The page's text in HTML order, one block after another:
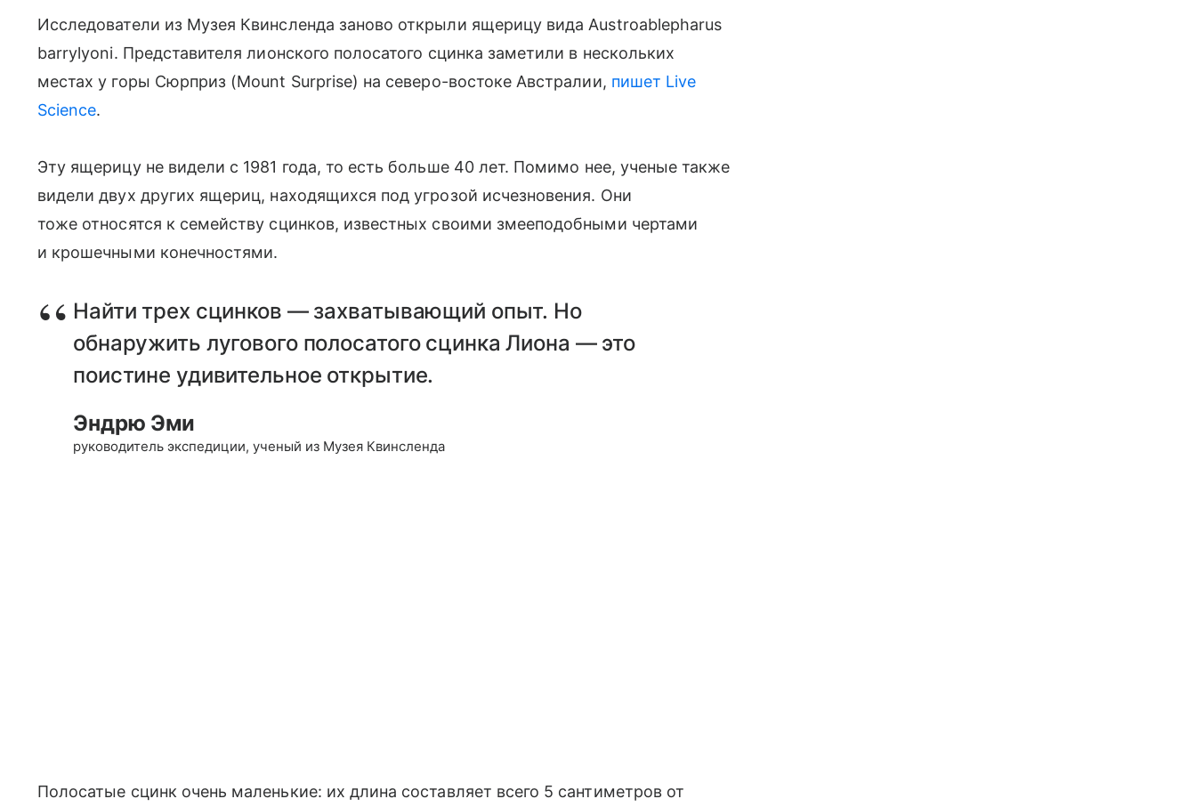
Исследователи из Музея Квинсленда заново открыли ящерицу вида Austroablepharus
barrylyoni. Представителя лионского полосатого сцинка заметили в нескольких
местах у горы Сюрприз (Mount Surprise) на северо-востоке Австралии, пишет Live
Science.
Эту ящерицу не видели с 1981 года, то есть больше 40 лет. Помимо нее, ученые также
видели двух других ящериц, находящихся под угрозой исчезновения. Они
тоже относятся к семейству сцинков, известных своими змееподобными чертами
и крошечными конечностями.
Найти трех сцинков — захватывающий опыт. Но
обнаружить лугового полосатого сцинка Лиона — это
поистине удивительное открытие.
Эндрю Эми
руководитель экспедиции, ученый из Музея Квинсленда
Полосатые сцинк очень маленькие: их длина составляет всего 5 сантиметров от